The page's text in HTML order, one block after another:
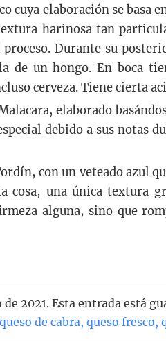
cuya elaboración se basa
harinosa tan
Durante su
de un hongo. En boca
cerveza. Tiene cierta
elaborado
debido a sus notas
con un veteado azul
cosa, una única textura
alguna, sino que
de 2021. Esta entrada está
queso de cabra, queso fresco,